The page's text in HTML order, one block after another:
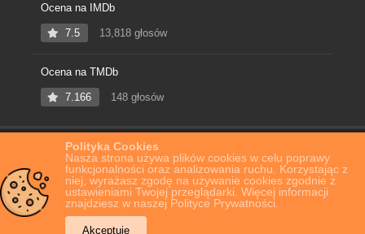
Polityka Cookies
Nasza strona używa plików cookies w celu poprawy
funkcjonalności oraz analizowania ruchu. Korzystając z
niej, wyrażasz zgodę na używanie cookies zgodnie z
ustawieniami Twojej przeglądarki. Więcej informacji
znajdziesz w naszej Polityce Prywatności.
Akceptuję
Ocena na IMDb
7.5 13,818 głosów
Ocena na TMDb
7.166 148 głosów
Film Online Opadające liście